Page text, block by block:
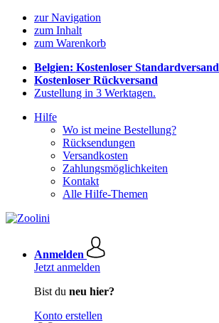
zur Navigation
zum Inhalt
zum Warenkorb
Belgien: Kostenloser Standardversand
Kostenloser Rückversand
Zustellung in 3 Werktagen.
Hilfe
Wo ist meine Bestellung?
Rücksendungen
Versandkosten
Zahlungsmöglichkeiten
Kontakt
Alle Hilfe-Themen
Anmelden
Jetzt anmelden
Bist du neu hier?
Konto erstellen